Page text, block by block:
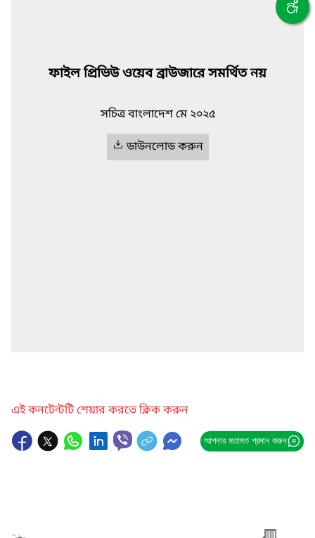
ফাইল প্রিভিউ ওয়েব ব্রাউজারে সমর্থিত নয়
সচিত্র বাংলাদেশ মে ২০২৫
ডাউনলোড করুন
এই কনটেন্টটি শেয়ার করতে ক্লিক করুন
আপনার মতামত প্রদান করুন